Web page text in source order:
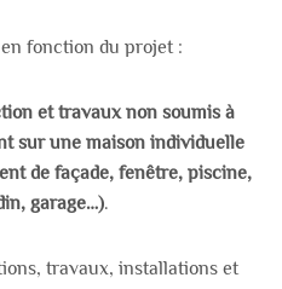
fonction du projet :
et travaux non soumis à
sur une maison individuelle
de façade, fenêtre, piscine,
garage…).
travaux, installations et